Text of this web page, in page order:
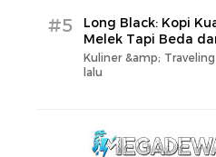
#5
Long Black: Kopi
Melek Tapi Beda
Kuliner &amp; Traveling
lalu